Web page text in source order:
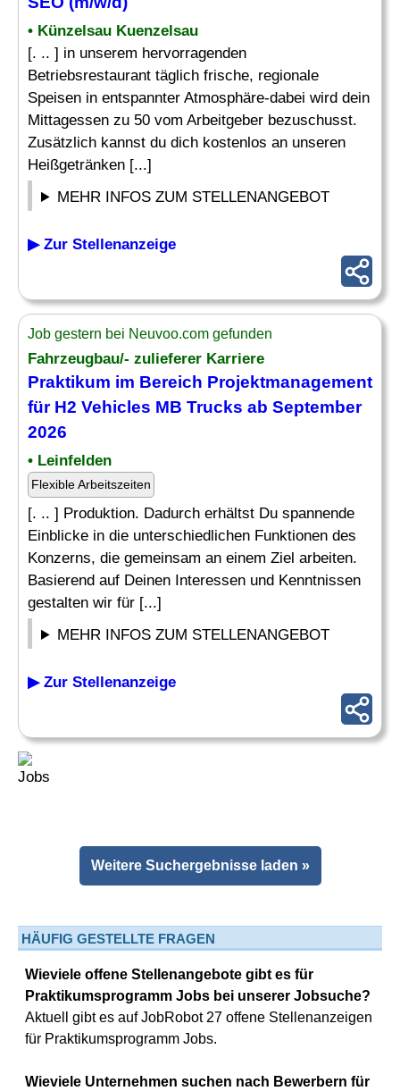
• Künzelsau Kuenzelsau
[. .. ] in unserem hervorragenden
Betriebsrestaurant täglich frische, regionale
Speisen in entspannter Atmosphäre-dabei wird dein
Mittagessen zu 50 vom Arbeitgeber bezuschusst.
Zusätzlich kannst du dich kostenlos an unseren
Heißgetränken [...]
MEHR INFOS ZUM STELLENANGEBOT
▶ Zur Stellenanzeige
Job gestern bei Neuvoo.com gefunden
Fahrzeugbau/- zulieferer Karriere
Praktikum im Bereich Projektmanagement
für H2 Vehicles MB Trucks ab September
2026
• Leinfelden
Flexible Arbeitszeiten
[. .. ] Produktion. Dadurch erhältst Du spannende
Einblicke in die unterschiedlichen Funktionen des
Konzerns, die gemeinsam an einem Ziel arbeiten.
Basierend auf Deinen Interessen und Kenntnissen
gestalten wir für [...]
MEHR INFOS ZUM STELLENANGEBOT
▶ Zur Stellenanzeige
Weitere Suchergebnisse laden »
HÄUFIG GESTELLTE FRAGEN
Wieviele offene Stellenangebote gibt es für
Praktikumsprogramm Jobs bei unserer Jobsuche?
Aktuell gibt es auf JobRobot 27 offene Stellenanzeigen
für Praktikumsprogramm Jobs.
Wieviele Unternehmen suchen nach Bewerbern für